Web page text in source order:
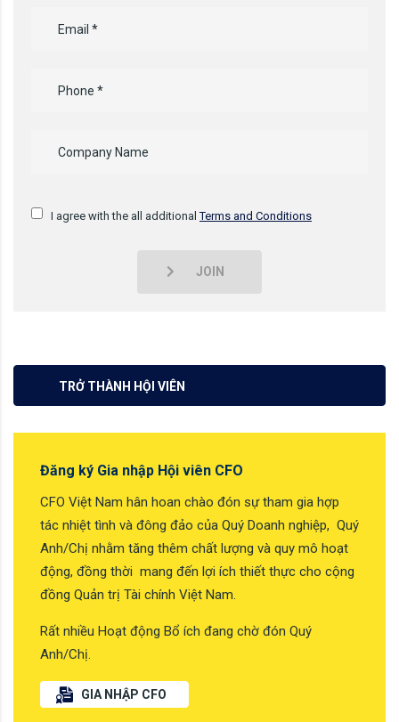
I agree with the all additionalTerms and Conditions
JOIN
TRỞ THÀNH HỘI VIÊN
Đăng ký Gia nhập Hội viên CFO
CFO Việt Nam hân hoan chào đón sự tham gia hợp
tác nhiệt tình và đông đảo của Quý Doanh nghiệp, Quý
Anh/Chị nhằm tăng thêm chất lượng và quy mô hoạt
động, đồng thời mang đến lợi ích thiết thực cho cộng
đồng Quản trị Tài chính Việt Nam.
Rất nhiều Hoạt động Bổ ích đang chờ đón Quý
Anh/Chị.
GIA NHẬP CFO